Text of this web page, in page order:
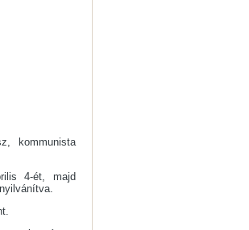
kommunista
4-ét, majd